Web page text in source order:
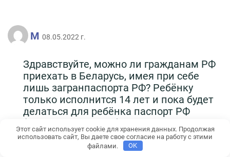
М 08.05.2022 г.
Здравствуйте, можно ли гражданам РФ
приехать в Беларусь, имея при себе
лишь загранпаспорта РФ? Ребёнку
только исполнится 14 лет и пока будет
делаться для ребёнка паспорт РФ
(общегражданский), мы хотим по
загранам съездить в Беларусь. Не будет
ли проблем с пересечением границы,
Этот сайт использует cookie для хранения данных. Продолжая
использовать сайт, Вы даете свое согласие на работу с этими
файлами.
OK